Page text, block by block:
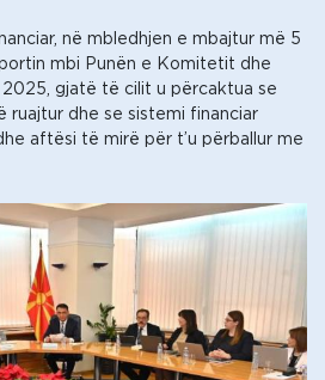
në mbledhjen e mbajtur më 5
mbi Punën e Komitetit dhe
gjatë të cilit u përcaktua se
ruajtur dhe se sistemi financiar
aftësi të mirë për t’u përballur me